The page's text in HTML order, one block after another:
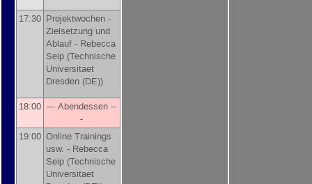
17:30 Projektwochen -
Zielsetzung und
Ablauf - Rebecca
Seip (Technische
Universitaet
Dresden (DE))
18:00 --- Abendessen --
-
19:00 Online Trainings
usw. - Rebecca
Seip (Technische
Universitaet